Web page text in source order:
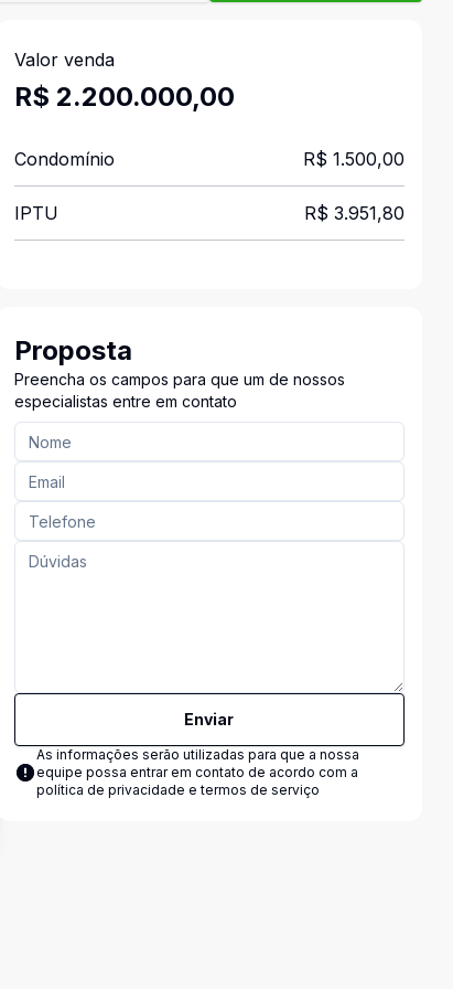
Valor venda
R$ 2.200.000,00
Condomínio R$ 1.500,00
IPTU R$ 3.951,80
Proposta
Preencha os campos para que um de nossos
especialistas entre em contato
Enviar
As informações serão utilizadas para que a nossa
equipe possa entrar em contato de acordo com a
política de privacidade e termos de serviço